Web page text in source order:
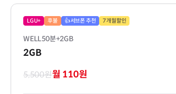
LGU+ 후불 👍서브폰 추천 7개월할인
WELL50분+2GB
2GB
5,500원월 110원